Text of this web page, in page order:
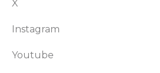
X
Instagram
Youtube